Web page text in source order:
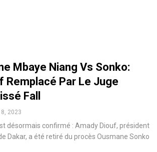
Mbaye Niang Vs Sonko:
Remplacé Par Le Juge
Fall
8, 2023
désormais confirmé : Amady Diouf, président
Dakar, a été retiré du procès Ousmane Sonko